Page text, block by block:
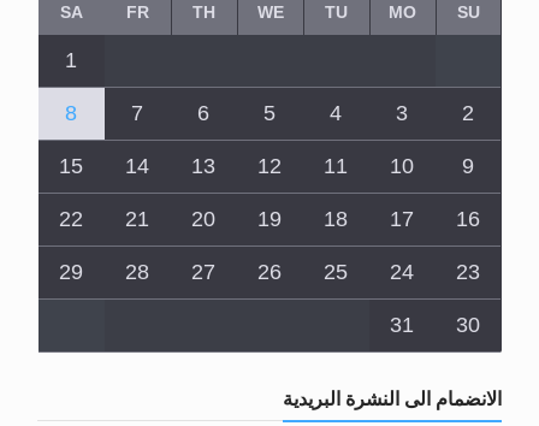
SU
MO
TU
WE
TH
FR
SA
1
2
3
4
5
6
7
8
9
10
11
12
13
14
15
16
17
18
19
20
21
22
23
24
25
26
27
28
29
30
31
الانضمام الى النشرة البريدية